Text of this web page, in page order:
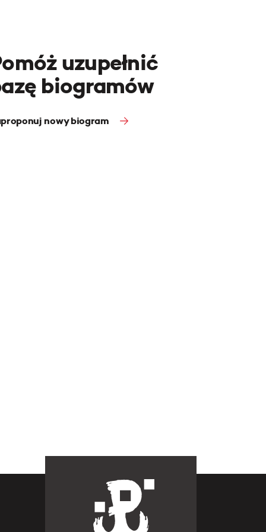
uzupełnić
biogramów
nowy biogram